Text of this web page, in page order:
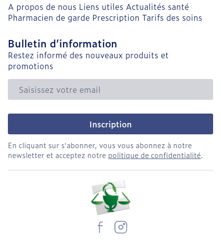
A propos de nous Liens utiles Actualités santé
Pharmacien de garde Prescription Tarifs des soins
Bulletin d’information
Restez informé des nouveaux produits et
promotions
Adresse mail
Inscription
En cliquant sur s'abonner, vous vous abonnez à notre
newsletter et acceptez notre politique de confidentialité.